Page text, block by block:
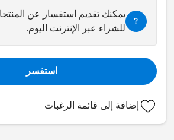
?
يمكنك تقديم استفسار عن
للشراء عبر الإنترنت اليوم.
استفسر
إضافة إلى قائمة الرغبات